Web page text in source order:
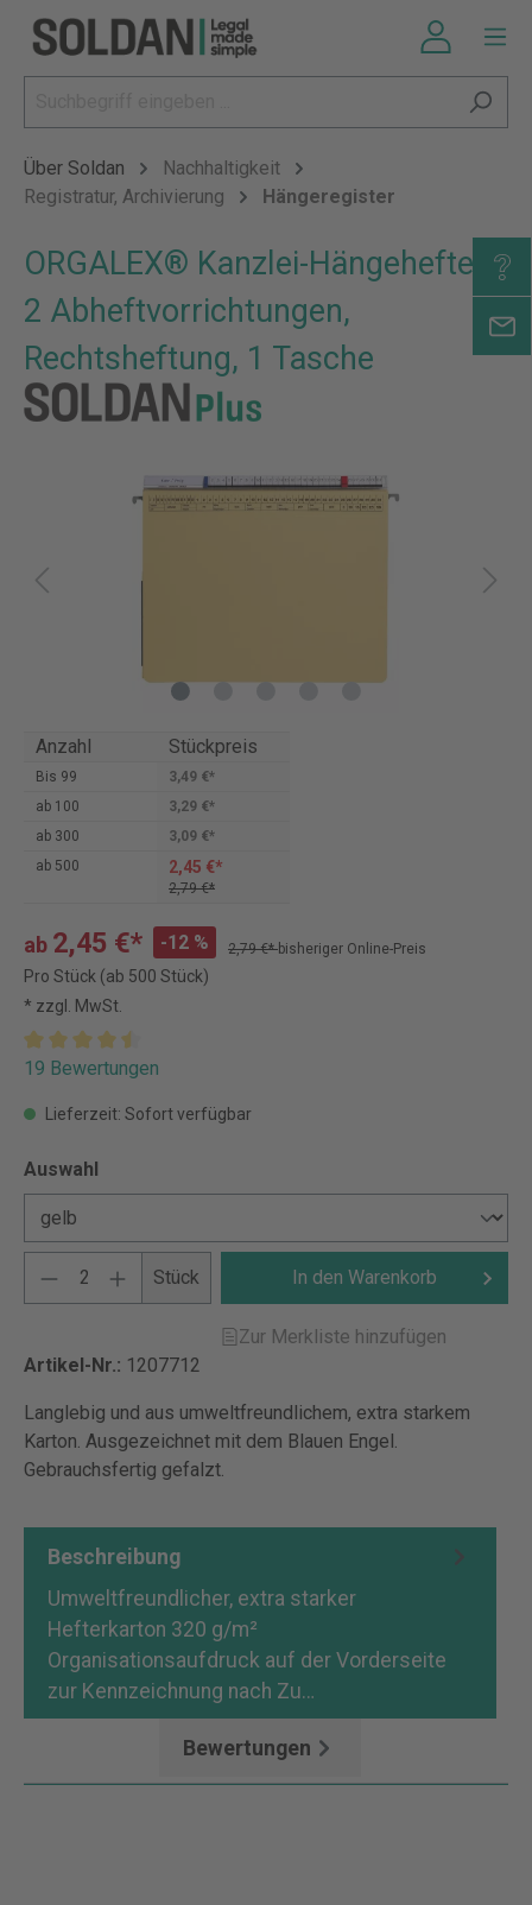
Über Soldan
Nachhaltigkeit
Registratur, Archivierung
Hängeregister
ORGALEX® Kanzlei-Hängehefter,
2 Abheftvorrichtungen,
Rechtsheftung, 1 Tasche
Anzahl Stückpreis
Bis 99
3,49 €*
ab 100
3,29 €*
ab 300
3,09 €*
ab 500 2,45 €*
2,79 €*
ab 2,45 €* -12 % 2,79 €*bisheriger Online-Preis
Pro Stück (ab 500 Stück)
* zzgl. MwSt.
19 Bewertungen
Lieferzeit: Sofort verfügbar
Auswahl
Stück In den Warenkorb
Zur Merkliste hinzufügen
Artikel-Nr.: 1207712
Langlebig und aus umweltfreundlichem, extra starkem
Karton. Ausgezeichnet mit dem Blauen Engel.
Gebrauchsfertig gefalzt.
Beschreibung
Umweltfreundlicher, extra starker
Hefterkarton 320 g/m²
Organisationsaufdruck auf der Vorderseite
zur Kennzeichnung nach Zu…
Bewertungen